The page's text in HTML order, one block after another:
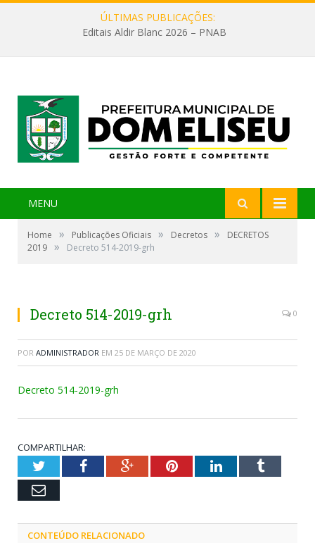
ÚLTIMAS PUBLICAÇÕES:
Editais Aldir Blanc 2026 – PNAB
MENU
Home » Publicações Oficiais » Decretos »
DECRETOS
2019 » Decreto 514-2019-grh
Decreto 514-2019-grh 0
POR ADMINISTRADOR EM 25 DE MARÇO DE 2020
Decreto 514-2019-grh
COMPARTILHAR:
TwitterFacebookGoogle+PinterestLinkedInTumblr
Email
CONTEÚDO RELACIONADO